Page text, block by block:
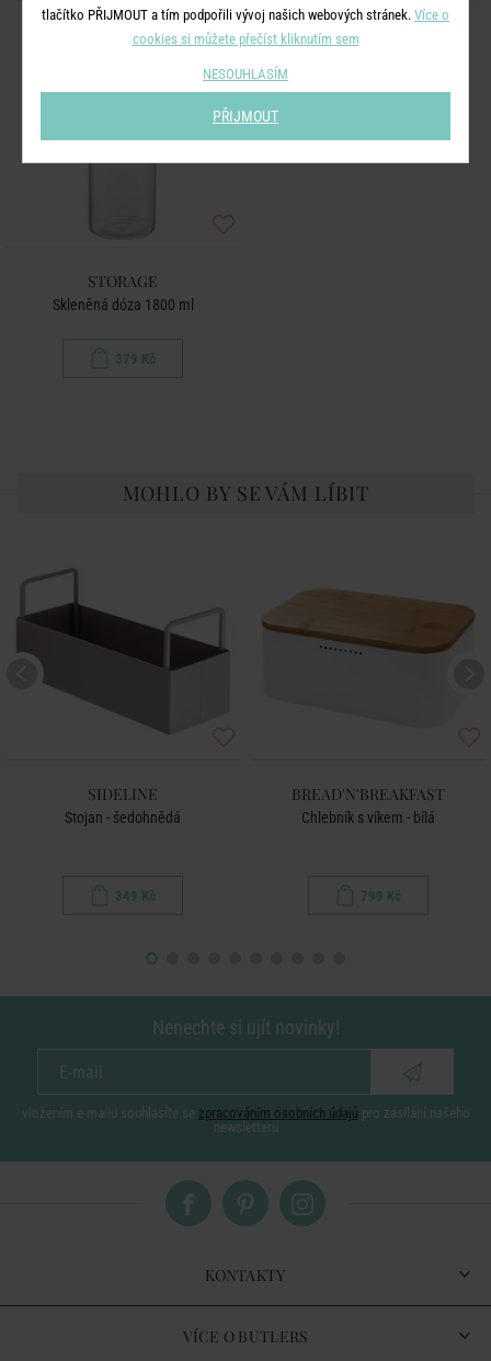
STORAGE
Skleněná dóza 1800 ml
379 Kč
MOHLO BY SE VÁM LÍBIT
SIDELINE
Stojan - šedohnědá
349 Kč
BREAD'N'BREAKFAST
Chlebník s víkem - bílá
799 Kč
Nenechte si ujít novinky!
vložením e-mailu souhlasíte se zpracováním osobních údajů pro zasílání našeho
newsletteru
KONTAKTY
VÍCE O BUTLERS
tlačítko PŘIJMOUT a tím podpořili vývoj našich webových stránek. Více o
cookies si můžete přečíst kliknutím sem
NESOUHLASÍM
PŘIJMOUT